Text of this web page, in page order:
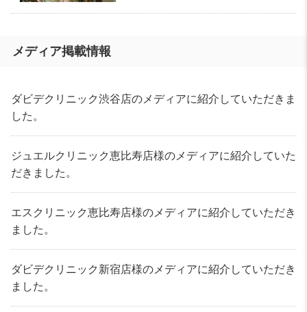
メディア掲載情報
ダビデクリニック渋谷店のメディアに紹介していただきま
した。
ジュエルクリニック恵比寿店様のメディアに紹介していた
だきました。
エスクリニック恵比寿店様のメディアに紹介していただき
ました。
ダビデクリニック新宿店様のメディアに紹介していただき
ました。